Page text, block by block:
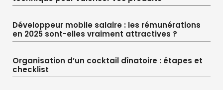
Développeur mobile salaire : les rémunérations
en 2025 sont-elles vraiment attractives ?
Organisation d’un cocktail dînatoire : étapes et
checklist